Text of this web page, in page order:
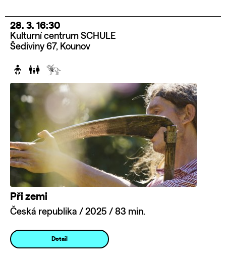
28. 3. 16:30
Kulturní centrum SCHULE
Šediviny 67, Kounov
Při zemi
Česká republika / 2025 / 83 min.
Detail